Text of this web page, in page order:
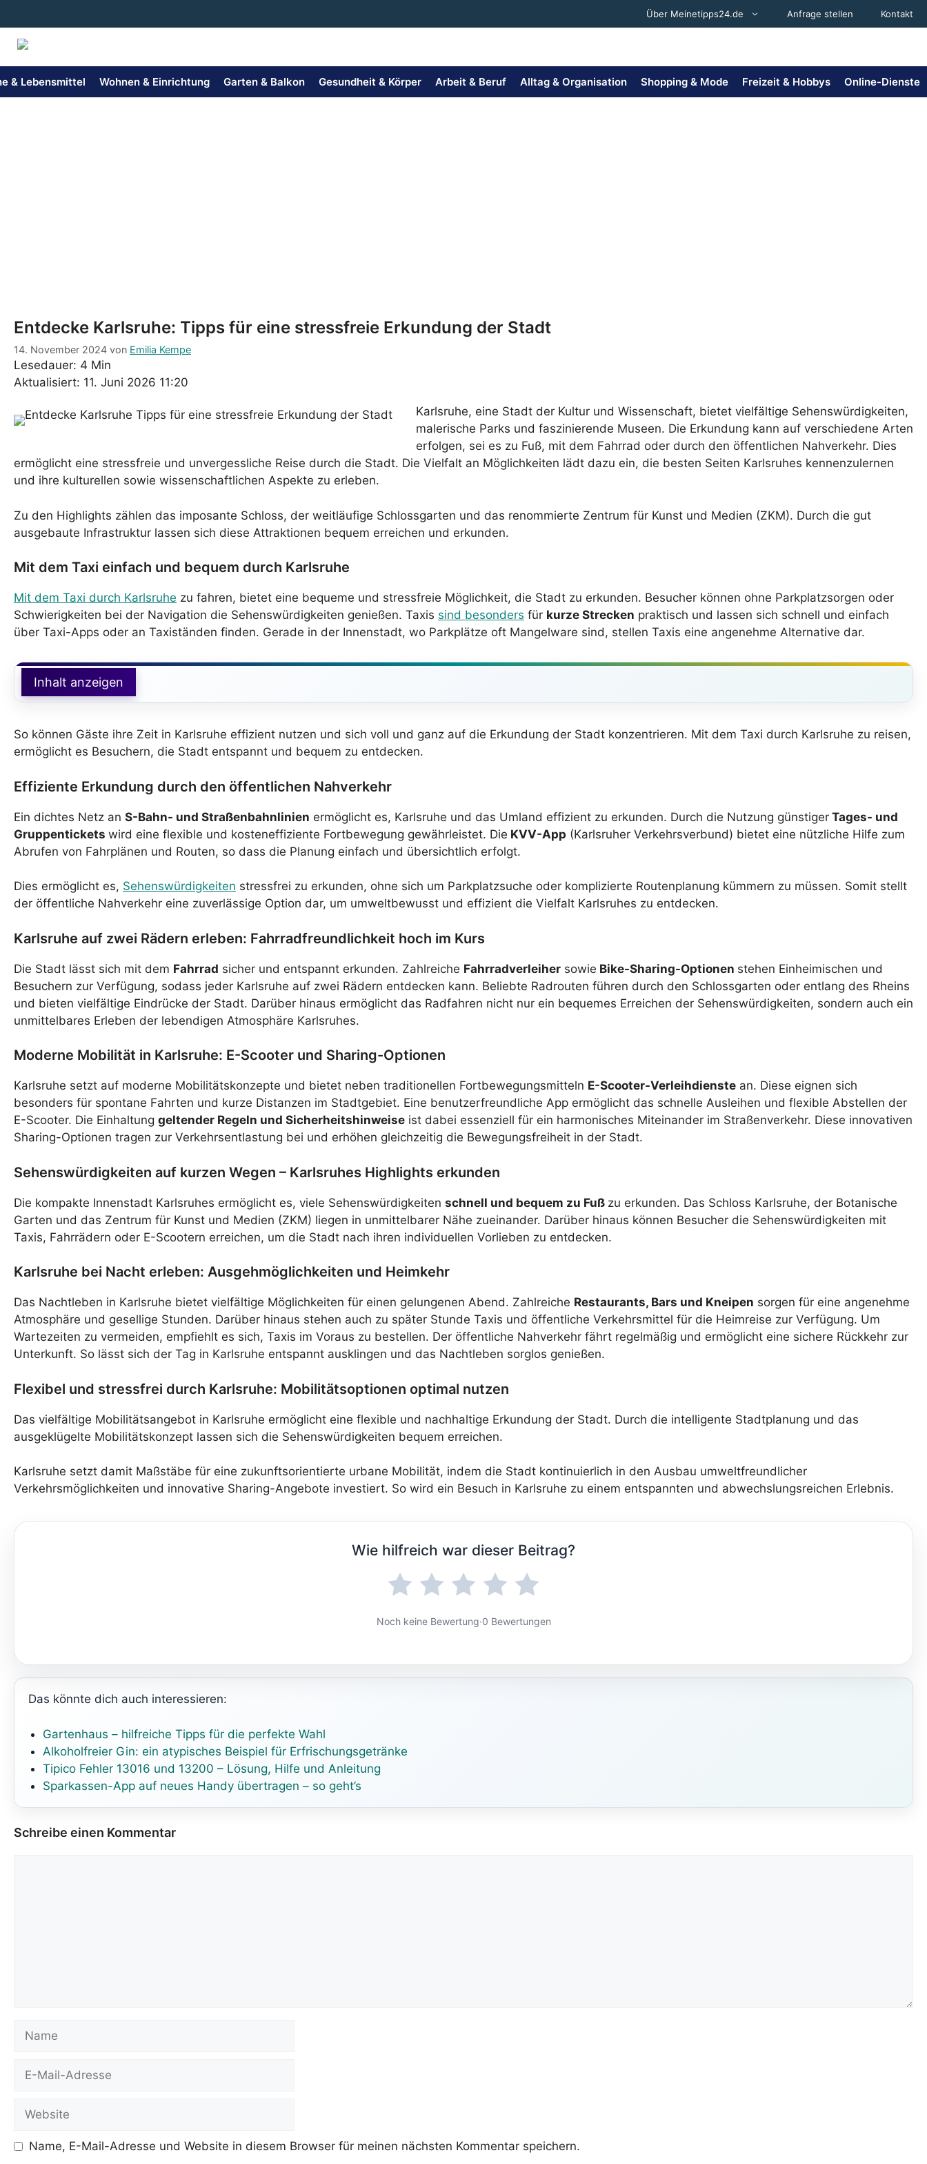
Inhalt
springen
Über Meinetipps24.de Anfrage stellen Kontakt
& Lebensmittel Wohnen & Einrichtung Garten & Balkon Gesundheit & Körper Arbeit & Beruf Alltag & Organisation Shopping & Mode Freizeit & Hobbys Online-Dienste
Entdecke Karlsruhe: Tipps für eine stressfreie Erkundung der Stadt
14. November 2024 von Emilia Kempe
Lesedauer: 4 Min
Aktualisiert: 11. Juni 2026 11:20
Karlsruhe, eine Stadt der Kultur und Wissenschaft, bietet vielfältige Sehenswürdigkeiten,
malerische Parks und faszinierende Museen. Die Erkundung kann auf verschiedene Arten
erfolgen, sei es zu Fuß, mit dem Fahrrad oder durch den öffentlichen Nahverkehr. Dies
ermöglicht eine stressfreie und unvergessliche Reise durch die Stadt. Die Vielfalt an Möglichkeiten lädt dazu ein, die besten Seiten Karlsruhes kennenzulernen
und ihre kulturellen sowie wissenschaftlichen Aspekte zu erleben.
Zu den Highlights zählen das imposante Schloss, der weitläufige Schlossgarten und das renommierte Zentrum für Kunst und Medien (ZKM). Durch die gut
ausgebaute Infrastruktur lassen sich diese Attraktionen bequem erreichen und erkunden.
Mit dem Taxi einfach und bequem durch Karlsruhe
Mit dem Taxi durch Karlsruhe zu fahren, bietet eine bequeme und stressfreie Möglichkeit, die Stadt zu erkunden. Besucher können ohne Parkplatzsorgen oder
Schwierigkeiten bei der Navigation die Sehenswürdigkeiten genießen. Taxis sind besonders für kurze Strecken praktisch und lassen sich schnell und einfach
über Taxi-Apps oder an Taxiständen finden. Gerade in der Innenstadt, wo Parkplätze oft Mangelware sind, stellen Taxis eine angenehme Alternative dar.
Inhalt anzeigen
So können Gäste ihre Zeit in Karlsruhe effizient nutzen und sich voll und ganz auf die Erkundung der Stadt konzentrieren. Mit dem Taxi durch Karlsruhe zu reisen,
ermöglicht es Besuchern, die Stadt entspannt und bequem zu entdecken.
Effiziente Erkundung durch den öffentlichen Nahverkehr
Ein dichtes Netz an S-Bahn- und Straßenbahnlinien ermöglicht es, Karlsruhe und das Umland effizient zu erkunden. Durch die Nutzung günstiger Tages- und
Gruppentickets wird eine flexible und kosteneffiziente Fortbewegung gewährleistet. Die KVV-App (Karlsruher Verkehrsverbund) bietet eine nützliche Hilfe zum
Abrufen von Fahrplänen und Routen, so dass die Planung einfach und übersichtlich erfolgt.
Dies ermöglicht es, Sehenswürdigkeiten stressfrei zu erkunden, ohne sich um Parkplatzsuche oder komplizierte Routenplanung kümmern zu müssen. Somit stellt
der öffentliche Nahverkehr eine zuverlässige Option dar, um umweltbewusst und effizient die Vielfalt Karlsruhes zu entdecken.
Karlsruhe auf zwei Rädern erleben: Fahrradfreundlichkeit hoch im Kurs
Die Stadt lässt sich mit dem Fahrrad sicher und entspannt erkunden. Zahlreiche Fahrradverleiher sowie Bike-Sharing-Optionen stehen Einheimischen und
Besuchern zur Verfügung, sodass jeder Karlsruhe auf zwei Rädern entdecken kann. Beliebte Radrouten führen durch den Schlossgarten oder entlang des Rheins
und bieten vielfältige Eindrücke der Stadt. Darüber hinaus ermöglicht das Radfahren nicht nur ein bequemes Erreichen der Sehenswürdigkeiten, sondern auch ein
unmittelbares Erleben der lebendigen Atmosphäre Karlsruhes.
Moderne Mobilität in Karlsruhe: E-Scooter und Sharing-Optionen
Karlsruhe setzt auf moderne Mobilitätskonzepte und bietet neben traditionellen Fortbewegungsmitteln E-Scooter-Verleihdienste an. Diese eignen sich
besonders für spontane Fahrten und kurze Distanzen im Stadtgebiet. Eine benutzerfreundliche App ermöglicht das schnelle Ausleihen und flexible Abstellen der
E-Scooter. Die Einhaltung geltender Regeln und Sicherheitshinweise ist dabei essenziell für ein harmonisches Miteinander im Straßenverkehr. Diese innovativen
Sharing-Optionen tragen zur Verkehrsentlastung bei und erhöhen gleichzeitig die Bewegungsfreiheit in der Stadt.
Sehenswürdigkeiten auf kurzen Wegen – Karlsruhes Highlights erkunden
Die kompakte Innenstadt Karlsruhes ermöglicht es, viele Sehenswürdigkeiten schnell und bequem zu Fuß zu erkunden. Das Schloss Karlsruhe, der Botanische
Garten und das Zentrum für Kunst und Medien (ZKM) liegen in unmittelbarer Nähe zueinander. Darüber hinaus können Besucher die Sehenswürdigkeiten mit
Taxis, Fahrrädern oder E-Scootern erreichen, um die Stadt nach ihren individuellen Vorlieben zu entdecken.
Karlsruhe bei Nacht erleben: Ausgehmöglichkeiten und Heimkehr
Das Nachtleben in Karlsruhe bietet vielfältige Möglichkeiten für einen gelungenen Abend. Zahlreiche Restaurants, Bars und Kneipen sorgen für eine angenehme
Atmosphäre und gesellige Stunden. Darüber hinaus stehen auch zu später Stunde Taxis und öffentliche Verkehrsmittel für die Heimreise zur Verfügung. Um
Wartezeiten zu vermeiden, empfiehlt es sich, Taxis im Voraus zu bestellen. Der öffentliche Nahverkehr fährt regelmäßig und ermöglicht eine sichere Rückkehr zur
Unterkunft. So lässt sich der Tag in Karlsruhe entspannt ausklingen und das Nachtleben sorglos genießen.
Flexibel und stressfrei durch Karlsruhe: Mobilitätsoptionen optimal nutzen
Das vielfältige Mobilitätsangebot in Karlsruhe ermöglicht eine flexible und nachhaltige Erkundung der Stadt. Durch die intelligente Stadtplanung und das
ausgeklügelte Mobilitätskonzept lassen sich die Sehenswürdigkeiten bequem erreichen.
Karlsruhe setzt damit Maßstäbe für eine zukunftsorientierte urbane Mobilität, indem die Stadt kontinuierlich in den Ausbau umweltfreundlicher
Verkehrsmöglichkeiten und innovative Sharing-Angebote investiert. So wird ein Besuch in Karlsruhe zu einem entspannten und abwechslungsreichen Erlebnis.
Wie hilfreich war dieser Beitrag?
Noch keine Bewertung·0 Bewertungen
Das könnte dich auch interessieren:
Gartenhaus – hilfreiche Tipps für die perfekte Wahl
Alkoholfreier Gin: ein atypisches Beispiel für Erfrischungsgetränke
Tipico Fehler 13016 und 13200 – Lösung, Hilfe und Anleitung
Sparkassen-App auf neues Handy übertragen – so geht’s
Schreibe einen Kommentar
Name
Website
Name, E-Mail-Adresse und Website in diesem Browser für meinen nächsten Kommentar speichern.